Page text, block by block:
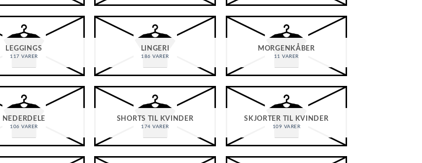
LEGGINGS
117 VARER
LINGERI
186 VARER
MORGENKÅBER
11 VARER
NEDERDELE
106 VARER
SHORTS TIL KVINDER
174 VARER
SKJORTER TIL KVINDER
109 VARER